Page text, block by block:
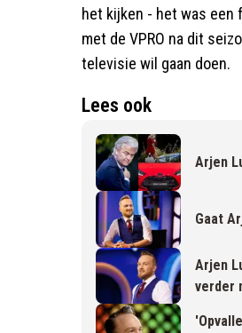
het kijken - het was een
met de VPRO na dit
televisie wil gaan doen.
Lees ook
Arjen
Gaat
Arjen
verder